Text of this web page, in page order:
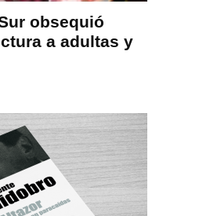
obsequió
a adultas y